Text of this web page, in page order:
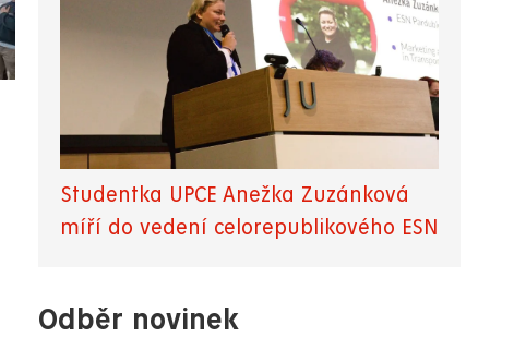
Studentka UPCE Anežka Zuzánková
míří do vedení celorepublikového ESN
Odběr novinek